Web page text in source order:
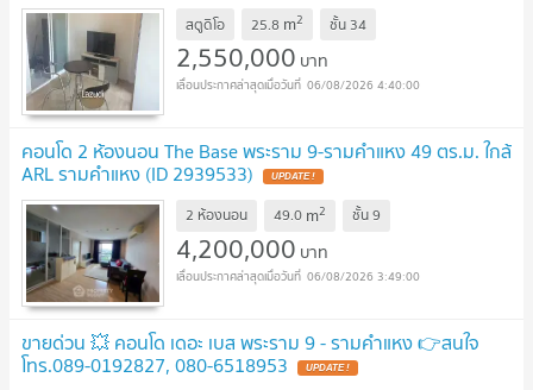
สตูดิโอ 25.8 m2 ชั้น 34
2,550,000 บาท
06/08/2026 4:40:00
คอนโด 2 ห้องนอน The Base พระราม 9-รามคำแหง 49 ตร.ม. ใกล้
ARL รามคำแหง (ID 2939533) UPDATE !
2 ห้องนอน 49.0 m2 ชั้น9
4,200,000 บาท
06/08/2026 3:49:00
ขายด่วน 💥 คอนโด เดอะ เบส พระราม 9 - รามคำแหง 👉สนใจ
โทร.089-0192827, 080-6518953 UPDATE !